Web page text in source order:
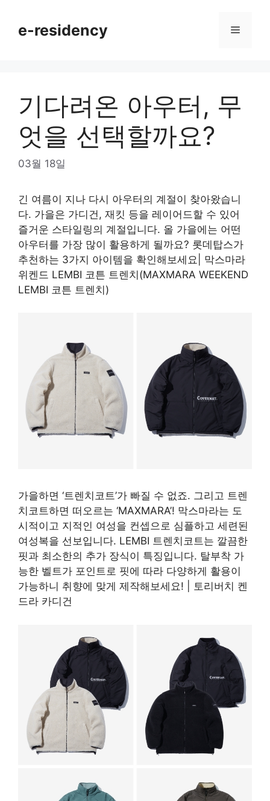
contente-residency Menu
기다려온 아우터, 무
엇을 선택할까요?
03월 18일
긴 여름이 지나 다시 아우터의 계절이 찾아왔습니
다. 가을은 가디건, 재킷 등을 레이어드할 수 있어
즐거운 스타일링의 계절입니다. 올 가을에는 어떤
아우터를 가장 많이 활용하게 될까요? 롯데탑스가
추천하는 3가지 아이템을 확인해보세요| 막스마라
위켄드 LEMBI 코튼 트렌치(MAXMARA WEEKEND
LEMBI 코튼 트렌치)
가을하면 ‘트렌치코트’가 빠질 수 없죠. 그리고 트렌
치코트하면 떠오르는 ‘MAXMARA’! 막스마라는 도
시적이고 지적인 여성을 컨셉으로 심플하고 세련된
여성복을 선보입니다. LEMBI 트렌치코트는 깔끔한
핏과 최소한의 추가 장식이 특징입니다. 탈부착 가
능한 벨트가 포인트로 핏에 따라 다양하게 활용이
가능하니 취향에 맞게 제작해보세요! | 토리버치 켄
드라 카디건